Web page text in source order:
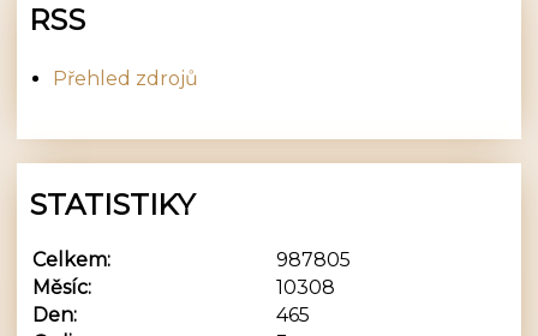
RSS
Přehled zdrojů
STATISTIKY
Celkem:
987805
Měsíc:
10308
Den:
465